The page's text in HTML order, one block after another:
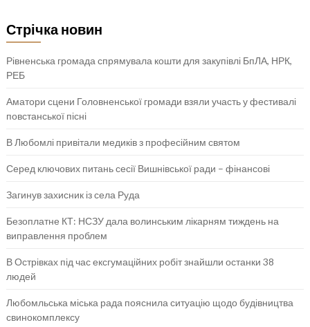
Стрічка новин
Рівненська громада спрямувала кошти для закупівлі БпЛА, НРК,
РЕБ
Аматори сцени Головненської громади взяли участь у фестивалі
повстанської пісні
В Любомлі привітали медиків з професійним святом
Серед ключових питань сесії Вишнівської ради – фінансові
Загинув захисник із села Руда
Безоплатне КТ: НСЗУ дала волинським лікарням тиждень на
виправлення проблем
В Острівках під час ексгумаційних робіт знайшли останки 38
людей
Любомльська міська рада пояснила ситуацію щодо будівництва
свинокомплексу